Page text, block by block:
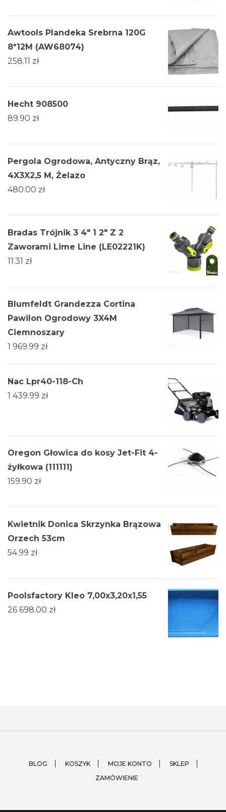
Awtools Plandeka Srebrna 120G
8*12M (AW68074)
258.11 zł
Hecht 908500
89.90 zł
Pergola Ogrodowa, Antyczny Brąz,
4X3X2,5 M, Żelazo
480.00 zł
Bradas Trójnik 3 4" 1 2" Z 2
Zaworami Lime Line (LE02221K)
11.31 zł
Blumfeldt Grandezza Cortina
Pawilon Ogrodowy 3X4M
Ciemnoszary
1 969.99 zł
Nac Lpr40-118-Ch
1 439.99 zł
Oregon Głowica do kosy Jet-Fit 4-
żyłkowa (111111)
159.90 zł
Kwietnik Donica Skrzynka Brązowa
Orzech 53cm
54.99 zł
Poolsfactory Kleo 7,00x3,20x1,55
26 698.00 zł
BLOG KOSZYK MOJE KONTO
SKLEP
ZAMÓWIENIE